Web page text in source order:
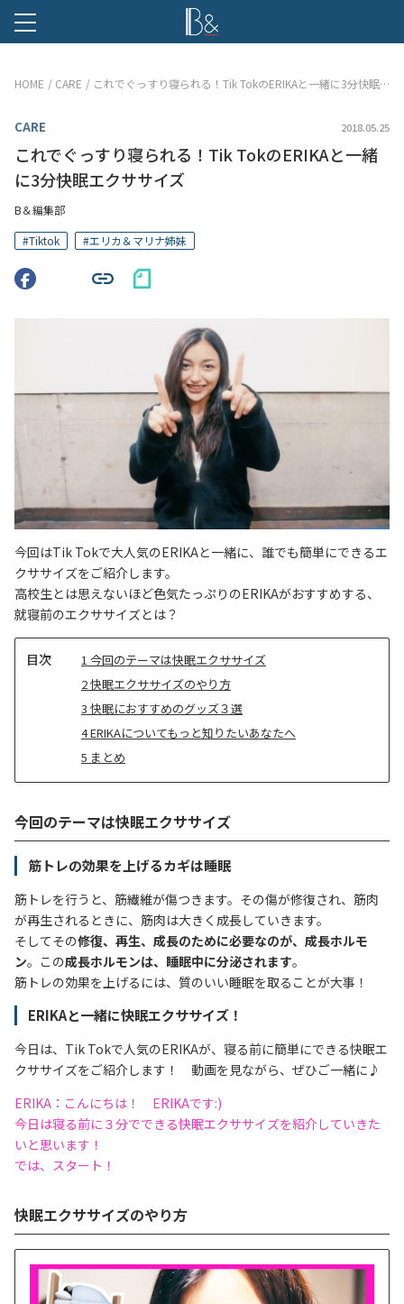
HOME CARE これでぐっすり寝られる！Tik TokのERIKAと一緒に3分快眠エクササイズ
CARE 2018.05.25
これでぐっすり寝られる！Tik TokのERIKAと一緒
に3分快眠エクササイズ
B＆編集部
#Tiktok #エリカ＆マリナ姉妹
今回はTik Tokで大人気のERIKAと一緒に、誰でも簡単にできるエ
クササイズをご紹介します。
高校生とは思えないほど色気たっぷりのERIKAがおすすめする、
就寝前のエクササイズとは？
1 今回のテーマは快眠エクササイズ
2快眠エクササイズのやり方
3 快眠におすすめのグッズ３選
4ERIKAについてもっと知りたいあなたへ
5 まとめ
今回のテーマは快眠エクササイズ
筋トレの効果を上げるカギは睡眠
筋トレを行うと、筋繊維が傷つきます。その傷が修復され、筋肉
が再生されるときに、筋肉は大きく成長していきます。
そしてその修復、再生、成長のために必要なのが、成長ホルモ
ン。この成長ホルモンは、睡眠中に分泌されます。
筋トレの効果を上げるには、質のいい睡眠を取ることが大事！
ERIKAと一緒に快眠エクササイズ！
今日は、Tik Tokで人気のERIKAが、寝る前に簡単にできる快眠エ
クササイズをご紹介します！ 動画を見ながら、ぜひご一緒に♪
ERIKA：こんにちは！ ERIKAです:)
今日は寝る前に３分でできる快眠エクササイズを紹介していきた
いと思います！
では、スタート！
快眠エクササイズのやり方